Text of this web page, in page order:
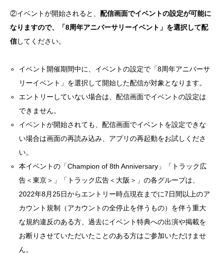
②イベントが開始されると、 配信画面でイベントの設定が可能に
なりますので、「8周年アニバーサリーイベント」を選択して配
信してください。
イベント開催期間中に、イベントの設定で「8周年アニバーサ
リーイベント」を選択して開始した配信が対象となります。
エントリーしていない場合は、配信画面でイベントの設定は
できません。
イベントが開始されても、配信画面でイベントを設定できな
い場合は画面の再読み込み、アプリの再起動をお試しくださ
い。
本イベントの「Champion of 8th Anniversary」「トラック広
告＜東京＞」「トラック広告＜大阪＞」の各グループは、
2022年8月25日からエントリー時点現在までに7日間以上のア
カウント規制（アカウントの全停止を伴うもの）を伴う重大
な規約違反のある方、過去にイベント特典への出演や掲載を
お断りさせていただいたことのある方はご参加いただけませ
ん。